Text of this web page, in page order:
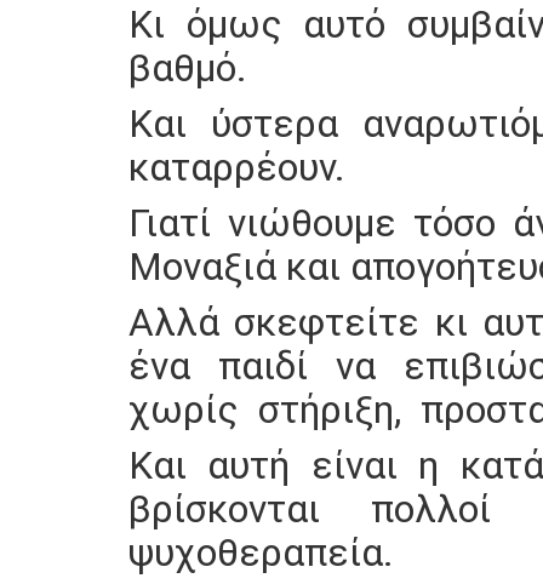
Κι όμως αυτό
βαθμό.
Και ύστερα
καταρρέουν.
Γιατί νιώθουμε τόσο
Μοναξιά και
Αλλά σκεφτείτε κι
ένα παιδί να
χωρίς στήριξη,
Και αυτή είναι η
βρίσκονται
ψυχοθεραπεία.